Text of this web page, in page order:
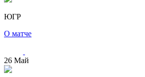
ЮГР
О матче
26 Май